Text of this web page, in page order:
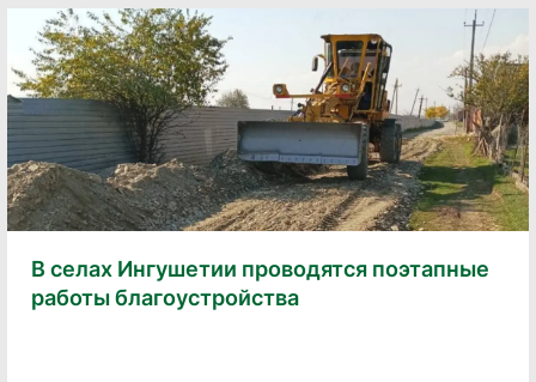
В селах Ингушетии проводятся поэтапные
работы благоустройства